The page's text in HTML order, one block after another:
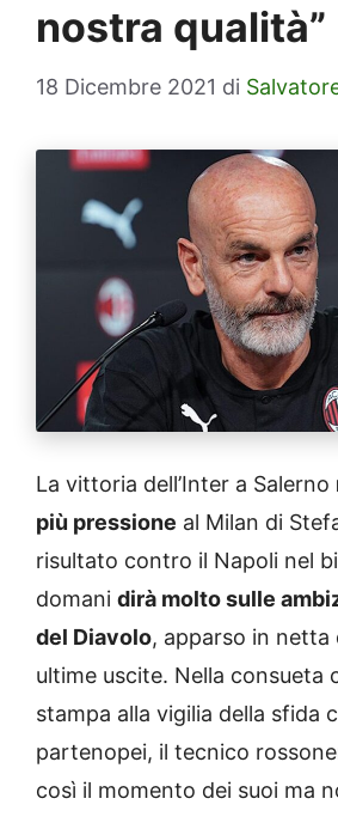
nostra qualità”
18 Dicembre 2021 di
La vittoria dell’Inter a Salerno
più pressione al Milan di
risultato contro il Napoli nel
domani dirà molto sulle
del Diavolo, apparso in
ultime uscite. Nella consueta
stampa alla vigilia della sfida
partenopei, il tecnico
così il momento dei suoi ma